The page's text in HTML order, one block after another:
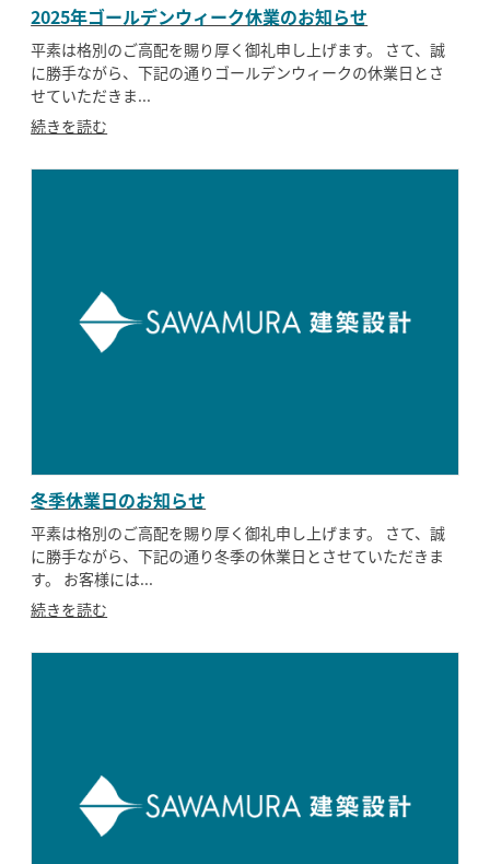
2025年ゴールデンウィーク休業のお知らせ
平素は格別のご高配を賜り厚く御礼申し上げます。 さて、誠
に勝手ながら、下記の通りゴールデンウィークの休業日とさ
せていただきま...
続きを読む
冬季休業日のお知らせ
平素は格別のご高配を賜り厚く御礼申し上げます。 さて、誠
に勝手ながら、下記の通り冬季の休業日とさせていただきま
す。 お客様には...
続きを読む